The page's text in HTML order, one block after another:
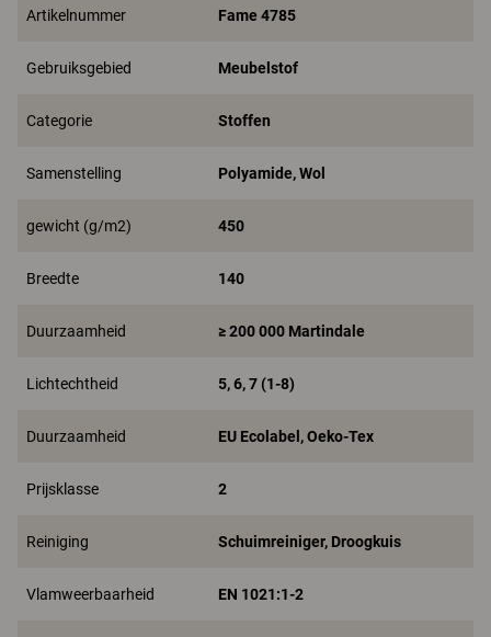
Artikelnummer Fame 4785
Gebruiksgebied Meubelstof
Categorie Stoffen
Samenstelling Polyamide, Wol
gewicht (g/m2) 450
Breedte 140
Duurzaamheid ≥ 200 000 Martindale
Lichtechtheid 5, 6, 7 (1-8)
Duurzaamheid EU Ecolabel, Oeko-Tex
Prijsklasse 2
Reiniging Schuimreiniger, Droogkuis
Vlamweerbaarheid EN 1021:1-2